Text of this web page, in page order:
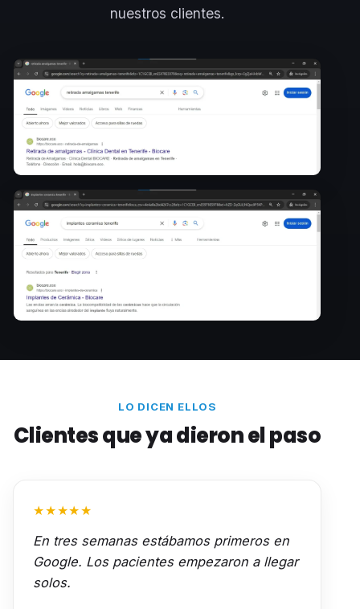
nuestros clientes.
LO DICEN ELLOS
Clientes que ya dieron el paso
★★★★★
En tres semanas estábamos primeros en
Google. Los pacientes empezaron a llegar
solos.